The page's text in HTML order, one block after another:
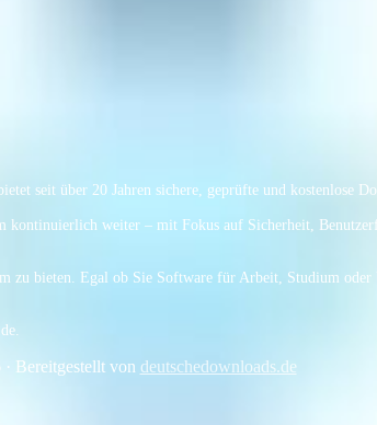
seit über 20 Jahren sichere, geprüfte und kostenlose
weiter – mit Fokus auf Sicherheit,
zu bieten. Egal ob Sie Software für Arbeit, Studium
Bereitgestellt von deutschedownloads.de